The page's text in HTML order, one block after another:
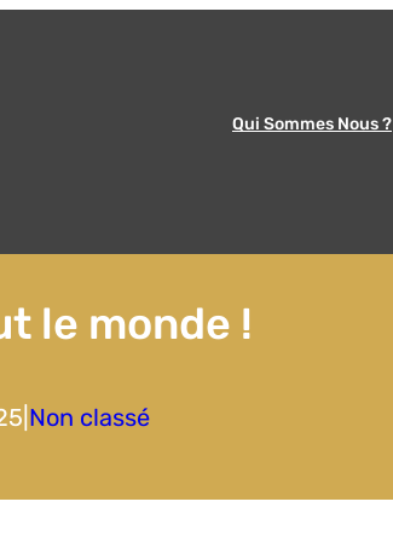
Qui Sommes Nous ?
le monde !
Non classé